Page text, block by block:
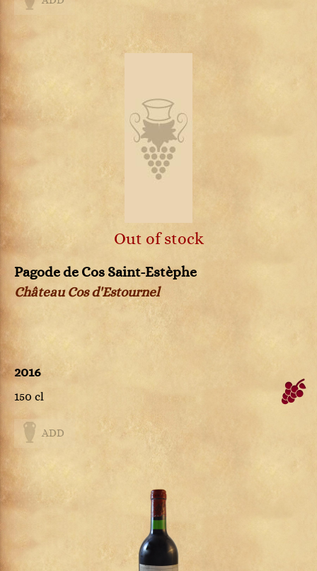
Out of stock
Pagode de Cos Saint-Estèphe
Château Cos d'Estournel
2016
150 cl
ADD